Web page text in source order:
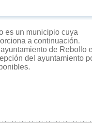
es un municipio cuya
a continuación.
de Rebollo
del ayuntamiento